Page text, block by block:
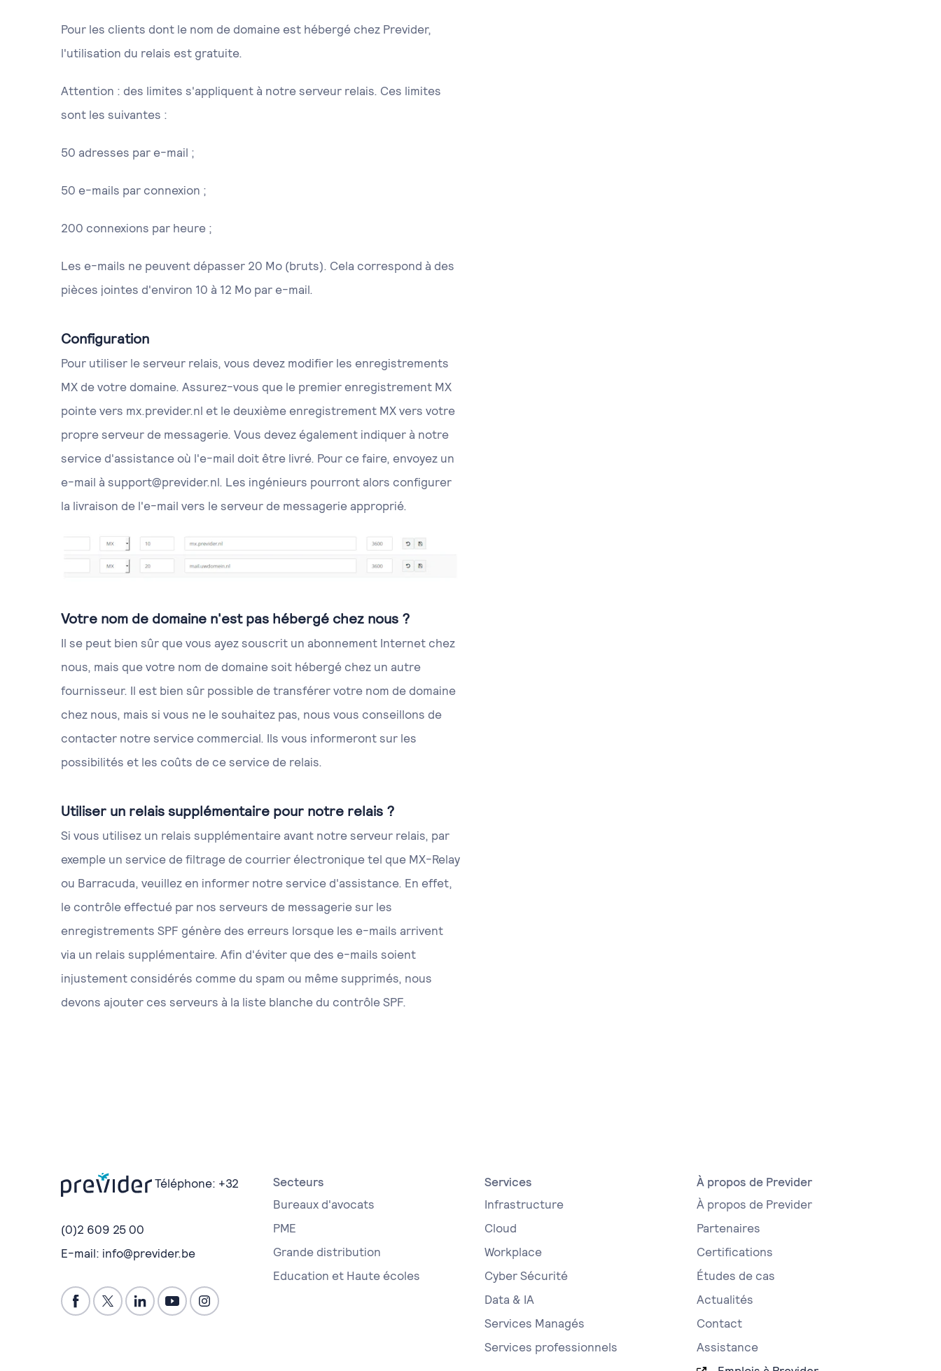
Pour les clients dont le nom de domaine est hébergé chez Previder,
l'utilisation du relais est gratuite.
Attention : des limites s'appliquent à notre serveur relais. Ces limites
sont les suivantes :
50 adresses par e-mail ;
50 e-mails par connexion ;
200 connexions par heure ;
Les e-mails ne peuvent dépasser 20 Mo (bruts). Cela correspond à des
pièces jointes d'environ 10 à 12 Mo par e-mail.
Configuration
Pour utiliser le serveur relais, vous devez modifier les enregistrements
MX de votre domaine. Assurez-vous que le premier enregistrement MX
pointe vers mx.previder.nl et le deuxième enregistrement MX vers votre
propre serveur de messagerie. Vous devez également indiquer à notre
service d'assistance où l'e-mail doit être livré. Pour ce faire, envoyez un
e-mail à support@previder.nl. Les ingénieurs pourront alors configurer
la livraison de l'e-mail vers le serveur de messagerie approprié.
Votre nom de domaine n'est pas hébergé chez nous ?
Il se peut bien sûr que vous ayez souscrit un abonnement Internet chez
nous, mais que votre nom de domaine soit hébergé chez un autre
fournisseur. Il est bien sûr possible de transférer votre nom de domaine
chez nous, mais si vous ne le souhaitez pas, nous vous conseillons de
contacter notre service commercial. Ils vous informeront sur les
possibilités et les coûts de ce service de relais.
Utiliser un relais supplémentaire pour notre relais ?
Si vous utilisez un relais supplémentaire avant notre serveur relais, par
exemple un service de filtrage de courrier électronique tel que MX-Relay
ou Barracuda, veuillez en informer notre service d'assistance. En effet,
le contrôle effectué par nos serveurs de messagerie sur les
enregistrements SPF génère des erreurs lorsque les e-mails arrivent
via un relais supplémentaire. Afin d'éviter que des e-mails soient
injustement considérés comme du spam ou même supprimés, nous
devons ajouter ces serveurs à la liste blanche du contrôle SPF.
Téléphone: +32
(0)2 609 25 00
E-mail: info@previder.be
Secteurs
Bureaux d'avocats
PME
Grande distribution
Education et Haute écoles
Services
Infrastructure
Cloud
Workplace
Cyber Sécurité
Data & IA
Services Managés
Services professionnels
À propos de Previder
À propos de Previder
Partenaires
Certifications
Études de cas
Actualités
Contact
Assistance